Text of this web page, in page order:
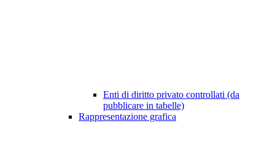
Enti di diritto privato controllati (da
pubblicare in tabelle)
Rappresentazione grafica